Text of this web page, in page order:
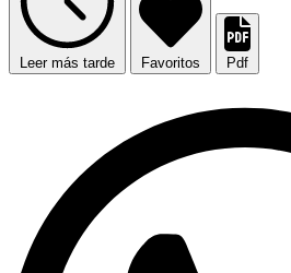
Leer más tarde Favoritos Pdf